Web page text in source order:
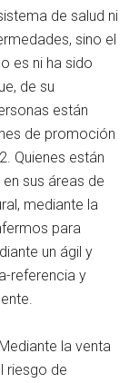
de salud ni
sino el
es ni ha sido
de su
están
de promoción
Quienes están
sus áreas de
mediante la
para
un ágil y
referencia y
la venta
riesgo de